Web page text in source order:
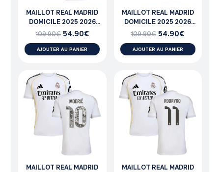
MAILLOT REAL MADRID
DOMICILE 2025 2026
VALVERDE
109.90€ 54.90€
AJOUTER AU PANIER
MAILLOT REAL MADRID
DOMICILE 2025 2026
ENDRICK
109.90€ 54.90€
AJOUTER AU PANIER
MAILLOT REAL MADRID
MAILLOT REAL MADRID